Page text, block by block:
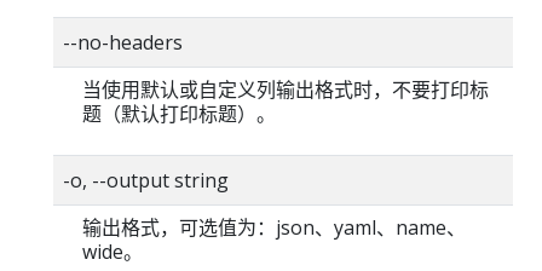
--no-headers
当使用默认或自定义列输出格式时，不要打印标
题（默认打印标题）。
-o, --output string
输出格式，可选值为：json、yaml、name、
wide。